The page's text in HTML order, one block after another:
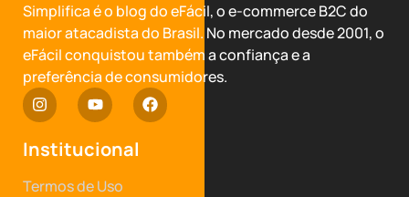
Simplifica é o blog do eFácil, o e-commerce B2C do
maior atacadista do Brasil. No mercado desde 2001, o
eFácil conquistou também a confiança e a
preferência de consumidores.
Institucional
Termos de Uso